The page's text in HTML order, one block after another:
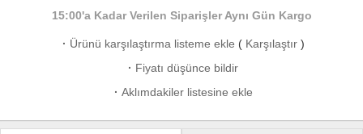
15:00'a Kadar Verilen Siparişler Aynı Gün Kargo
· Ürünü karşılaştırma listeme ekle ( Karşılaştır)
· Fiyatı düşünce bildir
· Aklımdakiler listesine ekle